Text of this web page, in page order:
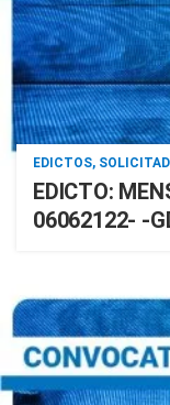
EDICTOS,
EDICTO:
06062122- -